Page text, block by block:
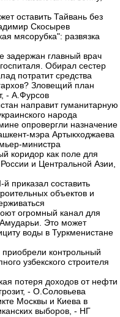
оставить Тайвань без
Скосырев
мясорубка": развязка
задержан главный врач
Обирал сестер
потратит средства
Зловещий план
- А.Фурсов
направит гуманитарную
народа
опровергли назначение
мэра Артыкходжаева
министра
коридор как поле для
и Центральной Азии,
й приказал составить
объектов и
огромный канал для
Это может
воды в Туркменистане
приобрели контрольный
узбекского строителя
потеря доходов от нефти
- О.Соловьева
Москвы и Киева в
выборов, - НГ